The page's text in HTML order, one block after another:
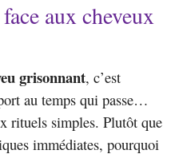
aux cheveux
grisonnant, c’est
au temps qui passe…
rituels simples. Plutôt que
immédiates, pourquoi